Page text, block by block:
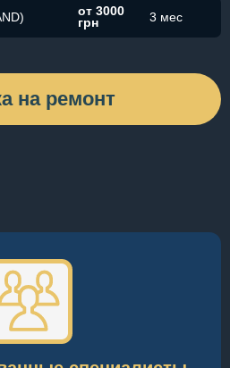
от 3000
грн
3 мес
на ремонт